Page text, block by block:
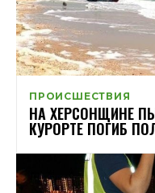
ПРОИСШЕСТВИЯ
НА ХЕРСОНЩИНЕ
КУРОРТЕ ПОГИБ